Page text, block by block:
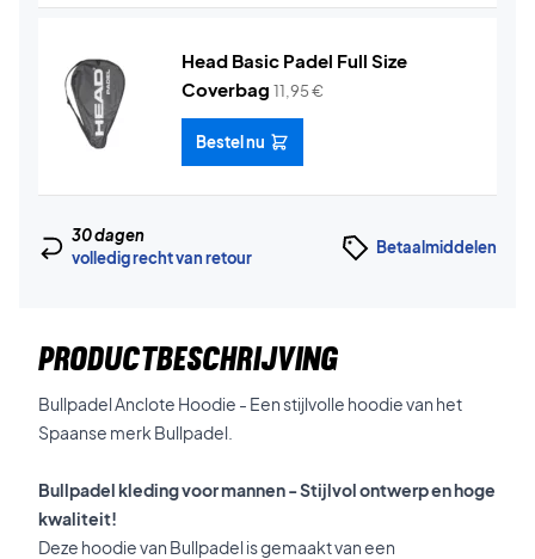
Head Basic Padel Full Size
Coverbag 11,95€
Bestel nu
30 dagen
volledig recht van retour
Betaalmiddelen
PRODUCTBESCHRIJVING
Bullpadel Anclote Hoodie - Een stijlvolle hoodie van het
Spaanse merk Bullpadel.
Bullpadel kleding voor mannen - Stijlvol ontwerp en hoge
kwaliteit!
Deze hoodie van Bullpadel is gemaakt van een